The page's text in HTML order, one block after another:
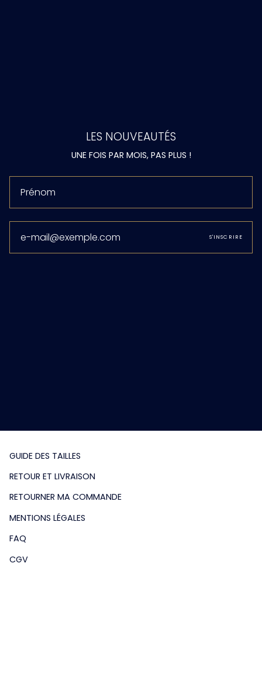
LES NOUVEAUTÉS
UNE FOIS PAR MOIS, PAS PLUS !
S'INSCRIRE
GUIDE DES TAILLES
RETOUR ET LIVRAISON
RETOURNER MA COMMANDE
MENTIONS LÉGALES
FAQ
CGV